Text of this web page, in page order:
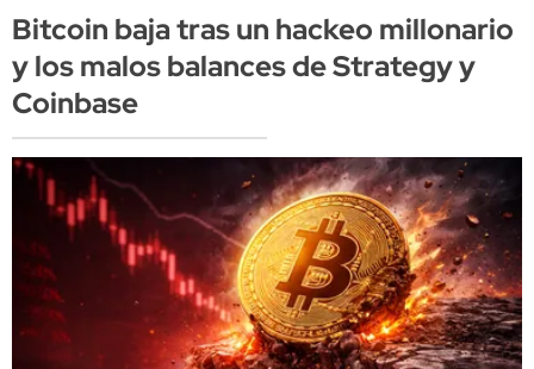
Bitcoin baja tras un hackeo millonario
y los malos balances de Strategy y
Coinbase